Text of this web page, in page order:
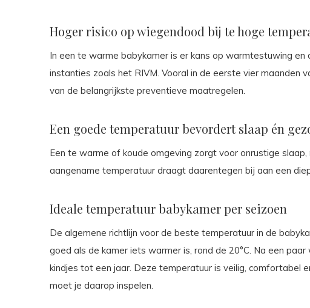
Hoger risico op wiegendood bij te hoge
In een te warme babykamer is er kans op warmtestuwing
instanties zoals het RIVM. Vooral in de eerste vier maanden
van de belangrijkste preventieve maatregelen.
Een goede temperatuur bevordert slaap én
Een te warme of koude omgeving zorgt voor onrustige
aangename temperatuur draagt daarentegen bij aan een
Ideale temperatuur babykamer per seizoen
De algemene richtlijn voor de beste temperatuur in de
goed als de kamer iets warmer is, rond de 20°C. Na een
kindjes tot een jaar. Deze temperatuur is veilig, comfortabel
moet je daarop inspelen.